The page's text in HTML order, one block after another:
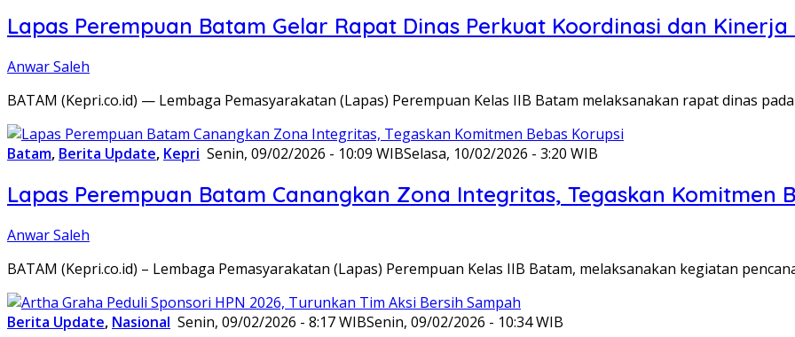
Lapas Perempuan Batam Gelar Rapat Dinas Perkuat Koordinasi dan Kinerja
Anwar Saleh
BATAM (Kepri.co.id) — Lembaga Pemasyarakatan (Lapas) Perempuan Kelas IIB Batam melaksanakan rapat dinas
Batam, Berita Update, Kepri Senin, 09/02/2026 - 10:09 WIBSelasa, 10/02/2026 - 3:20 WIB
Lapas Perempuan Batam Canangkan Zona Integritas, Tegaskan Komitmen
Anwar Saleh
BATAM (Kepri.co.id) – Lembaga Pemasyarakatan (Lapas) Perempuan Kelas IIB Batam, melaksanakan kegiatan
Berita Update, Nasional Senin, 09/02/2026 - 8:17 WIBSenin, 09/02/2026 - 10:34 WIB